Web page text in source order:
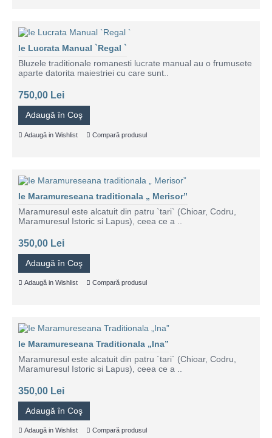
Ie Lucrata Manual `Regal `
Bluzele traditionale romanesti lucrate manual au o frumusete
aparte datorita maiestriei cu care sunt..
750,00 Lei
Adaugă în Coş
Adaugă in Wishlist Compară produsul
Ie Maramureseana traditionala „ Merisor”
Maramuresul este alcatuit din patru `tari` (Chioar, Codru,
Maramuresul Istoric si Lapus), ceea ce a ..
350,00 Lei
Adaugă în Coş
Adaugă in Wishlist Compară produsul
Ie Maramureseana Traditionala „Ina”
Maramuresul este alcatuit din patru `tari` (Chioar, Codru,
Maramuresul Istoric si Lapus), ceea ce a ..
350,00 Lei
Adaugă în Coş
Adaugă in Wishlist Compară produsul